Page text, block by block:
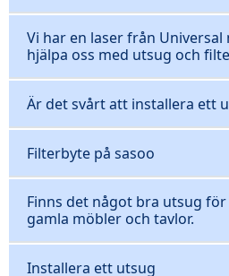
Vi har en laser från
hjälpa oss med utsug och
Är det svårt att installera ett
Filterbyte på sasoo
Finns det något bra utsug
gamla möbler och tavlor.
Installera ett utsug